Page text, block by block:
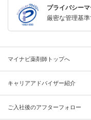
プライバシー
厳密な管理基
マイナビ薬剤師トップへ
キャリアアドバイザー紹介
ご入社後のアフターフォロー